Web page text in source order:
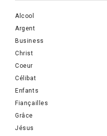
Alcool
Argent
Business
Christ
Coeur
Célibat
Enfants
Fiançailles
Grâce
Jésus